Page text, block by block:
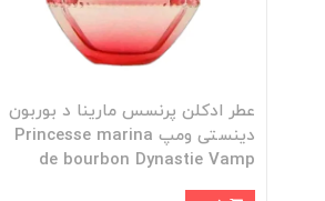
عطر ادکلن پرنسس مارینا د بوربون
دینستی ومپ Princesse marina
de bourbon Dynastie Vamp